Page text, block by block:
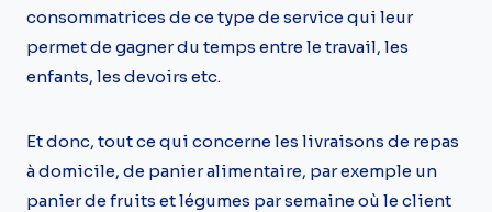
consommatrices de ce type de service qui leur
permet de gagner du temps entre le travail, les
enfants, les devoirs etc.
Et donc, tout ce qui concerne les livraisons de repas
à domicile, de panier alimentaire, par exemple un
panier de fruits et légumes par semaine où le client